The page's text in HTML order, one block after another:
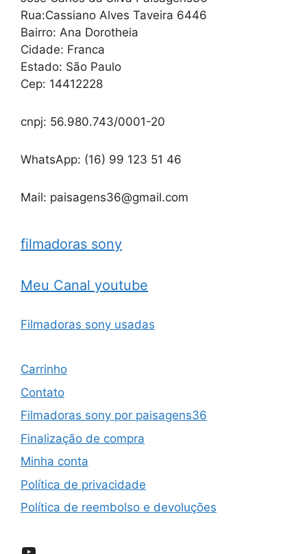
Rua:Cassiano Alves Taveira 6446
Bairro: Ana Dorotheia
Cidade: Franca
Estado: São Paulo
Cep: 14412228
cnpj: 56.980.743/0001-20
WhatsApp: (16) 99 123 51 46
Mail: paisagens36@gmail.com
filmadoras sony
Meu Canal youtube
Filmadoras sony usadas
Carrinho
Contato
Filmadoras sony por paisagens36
Finalização de compra
Minha conta
Política de privacidade
Política de reembolso e devoluções